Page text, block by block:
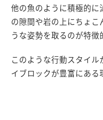
他の魚のように積極的
の隙間や岩の上にちょこ
うな姿勢を取るのが特徴
このような行動スタイ
イブロックが豊富にある